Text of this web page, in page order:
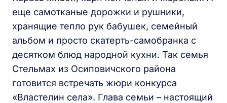
еще самотканые дорожки и рушники,
хранящие тепло рук бабушек, семейный
альбом и просто скатерть-самобранка с
десятком блюд народной кухни. Так семья
Стельмах из Осиповичского района
готовится встречать жюри конкурса
«Властелин села». Глава семьи – настоящий